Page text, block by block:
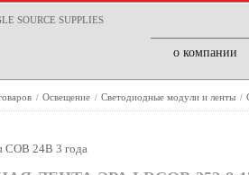
о компании
/ Освещение / Светодиодные модули и ленты /
COB 24В 3 года